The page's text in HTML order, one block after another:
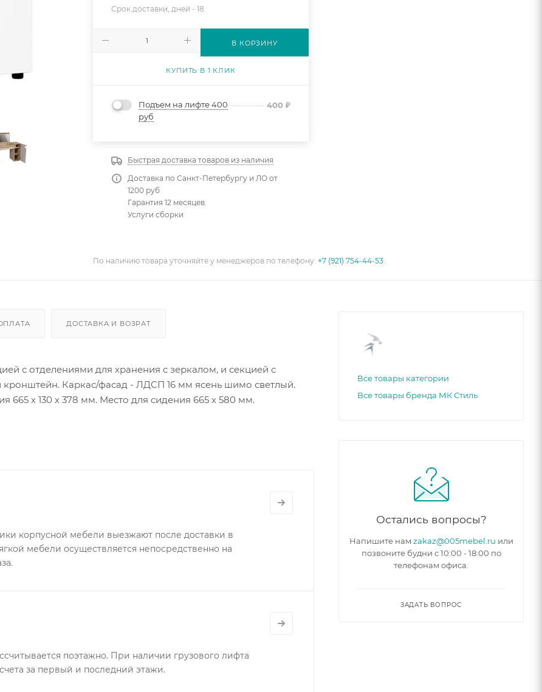
Срок доставки, дней -18
В КОРЗИНУ
КУПИТЬ В 1 КЛИК
Подъем на лифте 400
руб
400₽
Быстрая доставка товаров из наличия
Доставка по Санкт-Петербургу и ЛО от
1200 руб
Гарантия 12 месяцев.
Услуги сборки
По наличию товара уточняйте у менеджеров по телефону:+7 (921) 754-44-53
ДОСТАВКА И ВОЗРАТ
с отделениями для хранения с зеркалом, и секцией с
Каркас/фасад - ЛДСП 16 мм ясень шимо светлый.
х 130 х 378 мм. Место для сидения 665 х 580 мм.
корпусной мебели выезжают после доставки в
мебели осуществляется непосредственно на
поэтажно. При наличии грузового лифта
за первый и последний этажи.
Все товары категории
Все товары бренда МК Стиль
Остались вопросы?
Напишите нам zakaz@005mebel.ru или
позвоните будни с 10:00 - 18:00 по
телефонам офиса.
ЗАДАТЬ ВОПРОС